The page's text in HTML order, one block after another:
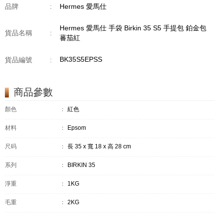
品牌 : Hermes 愛馬仕
貨品名稱 :
Hermes 愛馬仕 手袋 Birkin 35 S5 手提包 鉑金包
蕃茄紅
貨品編號 : BK35S5EPSS
商品參數
顏色 ： 紅色
材料 ： Epsom
尺码 ： 長 35 x 寬 18 x 高 28 cm
系列 ： BIRKIN 35
淨重 ： 1KG
毛重 ： 2KG